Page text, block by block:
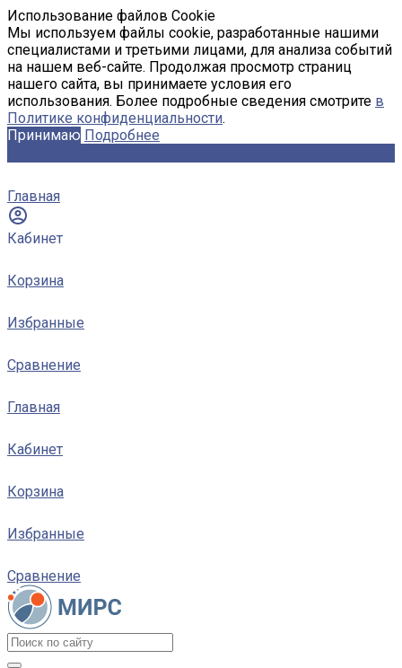
Использование файлов Cookie
Мы используем файлы cookie, разработанные нашими
специалистами и третьими лицами, для анализа событий
на нашем веб-сайте. Продолжая просмотр страниц
нашего сайта, вы принимаете условия его
использования. Более подробные сведения смотрите в
Политике конфиденциальности.
Принимаю Подробнее
Главная
Кабинет
Корзина
Избранные
Сравнение
Главная
Кабинет
Корзина
Избранные
Сравнение